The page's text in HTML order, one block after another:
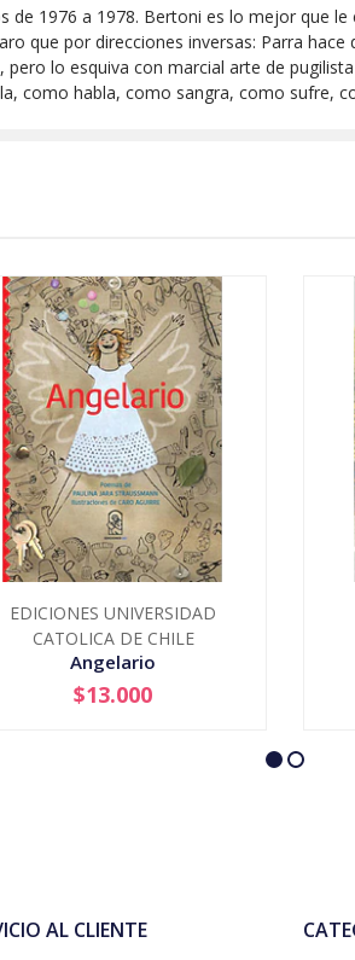
de 1976 a 1978. Bertoni es lo mejor que
que por direcciones inversas: Parra
lo esquiva con marcial arte de
como habla, como sangra, como sufre,
EDICIONES UNIVERSIDAD
CATOLICA DE CHILE
Angelario
+
$13.000
AL CLIENTE